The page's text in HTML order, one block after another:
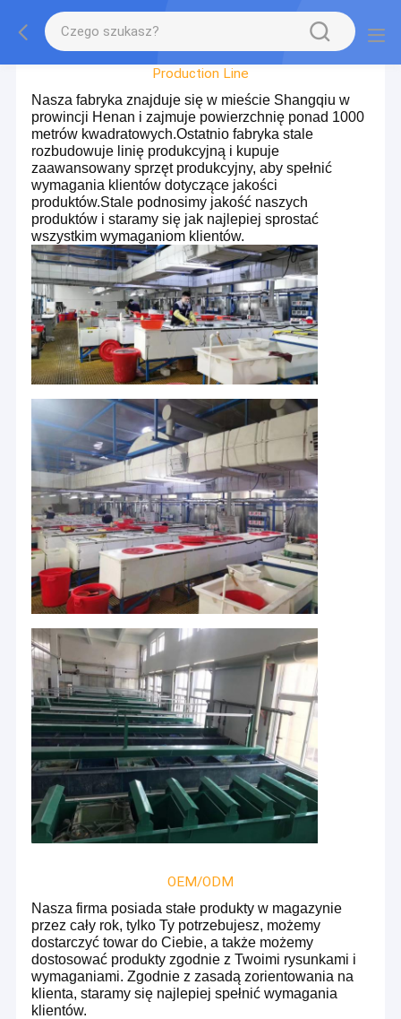
Zwiedzanie Fabryki
Production Line
Nasza fabryka znajduje się w mieście Shangqiu w
prowincji Henan i zajmuje powierzchnię ponad 1000
metrów kwadratowych.Ostatnio fabryka stale
rozbudowuje linię produkcyjną i kupuje
zaawansowany sprzęt produkcyjny, aby spełnić
wymagania klientów dotyczące jakości
produktów.Stale podnosimy jakość naszych
produktów i staramy się jak najlepiej sprostać
wszystkim wymaganiom klientów.
OEM/ODM
Nasza firma posiada stałe produkty w magazynie
przez cały rok, tylko Ty potrzebujesz, możemy
dostarczyć towar do Ciebie, a także możemy
dostosować produkty zgodnie z Twoimi rysunkami i
wymaganiami. Zgodnie z zasadą zorientowania na
klienta, staramy się najlepiej spełnić wymagania
klientów.